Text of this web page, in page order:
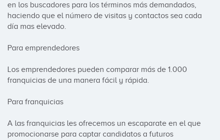
en los buscadores para los términos más demandados,
haciendo que el número de visitas y contactos sea cada
día mas elevado.
Para emprendedores
Los emprendedores pueden comparar más de 1.000
franquicias de una manera fácil y rápida.
Para franquicias
A las franquicias les ofrecemos un escaparate en el que
promocionarse para captar candidatos a futuros